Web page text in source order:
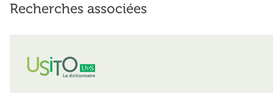
Recherches associées